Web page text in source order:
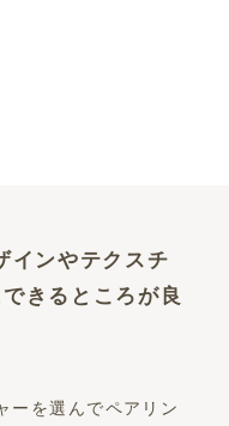
インやテクスチ
きるところが良
ーを選んでペアリン